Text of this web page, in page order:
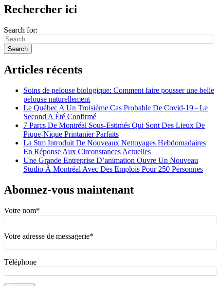
Rechercher ici
Search for:
Articles récents
Soins de pelouse biologique: Comment faire pousser une belle
pelouse naturellement
Le Québec A Un Troisième Cas Probable De Covid-19 - Le
Second A Été Confirmé
7 Parcs De Montréal Sous-Estimés Qui Sont Des Lieux De
Pique-Nique Printanier Parfaits
La Stm Introduit De Nouveaux Nettoyages Hebdomadaires
En Réponse Aux Circonstances Actuelles
Une Grande Entreprise D’animation Ouvre Un Nouveau
Studio À Montréal Avec Des Emplois Pour 250 Personnes
Abonnez-vous maintenant
Votre nom*
Votre adresse de messagerie*
Téléphone